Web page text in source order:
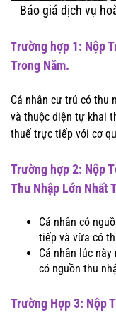
Báo giá dịch vụ
Trường hợp 1: Nộp
Trong Năm.
Cá nhân cư trú có thu
và thuộc diện tự khai
thuế trực tiếp với cơ
Trường hợp 2: Nộp
Thu Nhập Lớn Nhất
Cá nhân có
tiếp và vừa có
Cá nhân lúc
có nguồn thu
Trường Hợp 3: Nộp